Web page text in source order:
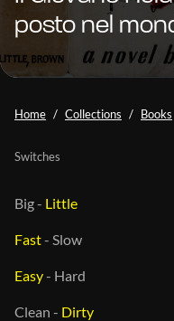
posto nel
Home Collections Books
Switches
Big- Little
Fast- Slow
Easy- Hard
Clean - Dirty